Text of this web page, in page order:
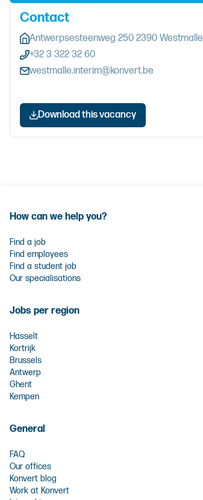
Contact
Antwerpsesteenweg 250 2390 Westmalle
+32 3 322 32 60
westmalle.interim@konvert.be
Download this vacancy
How can we help you?
Find a job
Find employees
Find a student job
Our specialisations
Jobs per region
Hasselt
Kortrijk
Brussels
Antwerp
Ghent
Kempen
General
FAQ
Our offices
Konvert blog
Work at Konvert